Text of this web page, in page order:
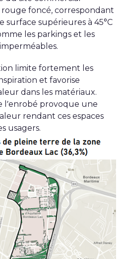
foncé, correspondant
surface supérieures à 45°C
les parkings et les
limite fortement les
et favorise
dans les matériaux.
l’enrobé provoque une
rendant ces espaces
usagers.